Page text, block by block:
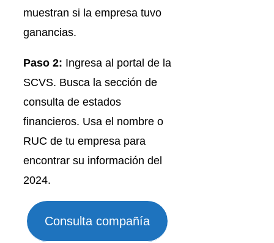
muestran si la empresa tuvo
ganancias.
Paso 2: Ingresa al portal de la
SCVS. Busca la sección de
consulta de estados
financieros. Usa el nombre o
RUC de tu empresa para
encontrar su información del
2024.
Consulta compañía